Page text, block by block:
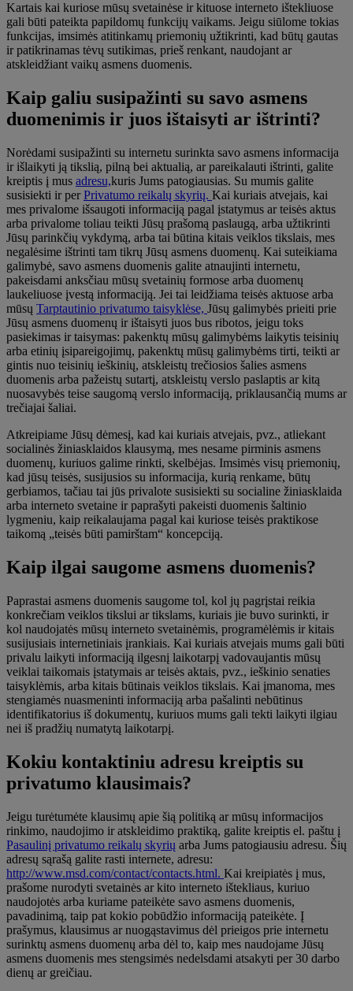
Kartais kai kuriose mūsų svetainėse ir kituose interneto ištekliuose
gali būti pateikta papildomų funkcijų vaikams. Jeigu siūlome tokias
funkcijas, imsimės atitinkamų priemonių užtikrinti, kad būtų gautas
ir patikrinamas tėvų sutikimas, prieš renkant, naudojant ar
atskleidžiant vaikų asmens duomenis.
Kaip galiu susipažinti su savo asmens
duomenimis ir juos ištaisyti ar ištrinti?
Norėdami susipažinti su internetu surinkta savo asmens informacija
ir išlaikyti ją tikslią, pilną bei aktualią, ar pareikalauti ištrinti, galite
kreiptis į mus adresu,kuris Jums patogiausias. Su mumis galite
susisiekti ir perPrivatumo reikalų skyrių. Kai kuriais atvejais, kai
mes privalome išsaugoti informaciją pagal įstatymus ar teisės aktus
arba privalome toliau teikti Jūsų prašomą paslaugą, arba užtikrinti
Jūsų parinkčių vykdymą, arba tai būtina kitais veiklos tikslais, mes
negalėsime ištrinti tam tikrų Jūsų asmens duomenų. Kai suteikiama
galimybė, savo asmens duomenis galite atnaujinti internetu,
pakeisdami anksčiau mūsų svetainių formose arba duomenų
laukeliuose įvestą informaciją. Jei tai leidžiama teisės aktuose arba
mūsų Tarptautinio privatumo taisyklėse, Jūsų galimybės prieiti prie
Jūsų asmens duomenų ir ištaisyti juos bus ribotos, jeigu toks
pasiekimas ir taisymas: pakenktų mūsų galimybėms laikytis teisinių
arba etinių įsipareigojimų, pakenktų mūsų galimybėms tirti, teikti ar
gintis nuo teisinių ieškinių, atskleistų trečiosios šalies asmens
duomenis arba pažeistų sutartį, atskleistų verslo paslaptis ar kitą
nuosavybės teise saugomą verslo informaciją, priklausančią mums ar
trečiajai šaliai.
Atkreipiame Jūsų dėmesį, kad kai kuriais atvejais, pvz., atliekant
socialinės žiniasklaidos klausymą, mes nesame pirminis asmens
duomenų, kuriuos galime rinkti, skelbėjas. Imsimės visų priemonių,
kad jūsų teisės, susijusios su informacija, kurią renkame, būtų
gerbiamos, tačiau tai jūs privalote susisiekti su socialine žiniasklaida
arba interneto svetaine ir paprašyti pakeisti duomenis šaltinio
lygmeniu, kaip reikalaujama pagal kai kuriose teisės praktikose
taikomą „teisės būti pamirštam“ koncepciją.
Kaip ilgai saugome asmens duomenis?
Paprastai asmens duomenis saugome tol, kol jų pagrįstai reikia
konkrečiam veiklos tikslui ar tikslams, kuriais jie buvo surinkti, ir
kol naudojatės mūsų interneto svetainėmis, programėlėmis ir kitais
susijusiais internetiniais įrankiais. Kai kuriais atvejais mums gali būti
privalu laikyti informaciją ilgesnį laikotarpį vadovaujantis mūsų
veiklai taikomais įstatymais ar teisės aktais, pvz., ieškinio senaties
taisyklėmis, arba kitais būtinais veiklos tikslais. Kai įmanoma, mes
stengiamės nuasmeninti informaciją arba pašalinti nebūtinus
identifikatorius iš dokumentų, kuriuos mums gali tekti laikyti ilgiau
nei iš pradžių numatytą laikotarpį.
Kokiu kontaktiniu adresu kreiptis su
privatumo klausimais?
Jeigu turėtumėte klausimų apie šią politiką ar mūsų informacijos
rinkimo, naudojimo ir atskleidimo praktiką, galite kreiptis el. paštu į
Pasaulinį privatumo reikalų skyrių arba Jums patogiausiu adresu. Šių
adresų sąrašą galite rasti internete, adresu:
http://www.msd.com/contact/contacts.html. Kai kreipiatės į mus,
prašome nurodyti svetainės ar kito interneto ištekliaus, kuriuo
naudojotės arba kuriame pateikėte savo asmens duomenis,
pavadinimą, taip pat kokio pobūdžio informaciją pateikėte. Į
prašymus, klausimus ar nuogąstavimus dėl prieigos prie internetu
surinktų asmens duomenų arba dėl to, kaip mes naudojame Jūsų
asmens duomenis mes stengsimės nedelsdami atsakyti per 30 darbo
dienų ar greičiau.